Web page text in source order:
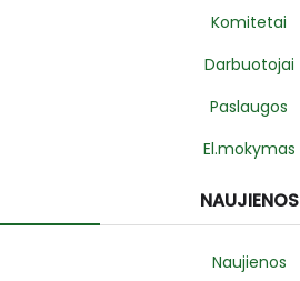
Komitetai
Darbuotojai
Paslaugos
El.mokymas
NAUJIENOS
Naujienos